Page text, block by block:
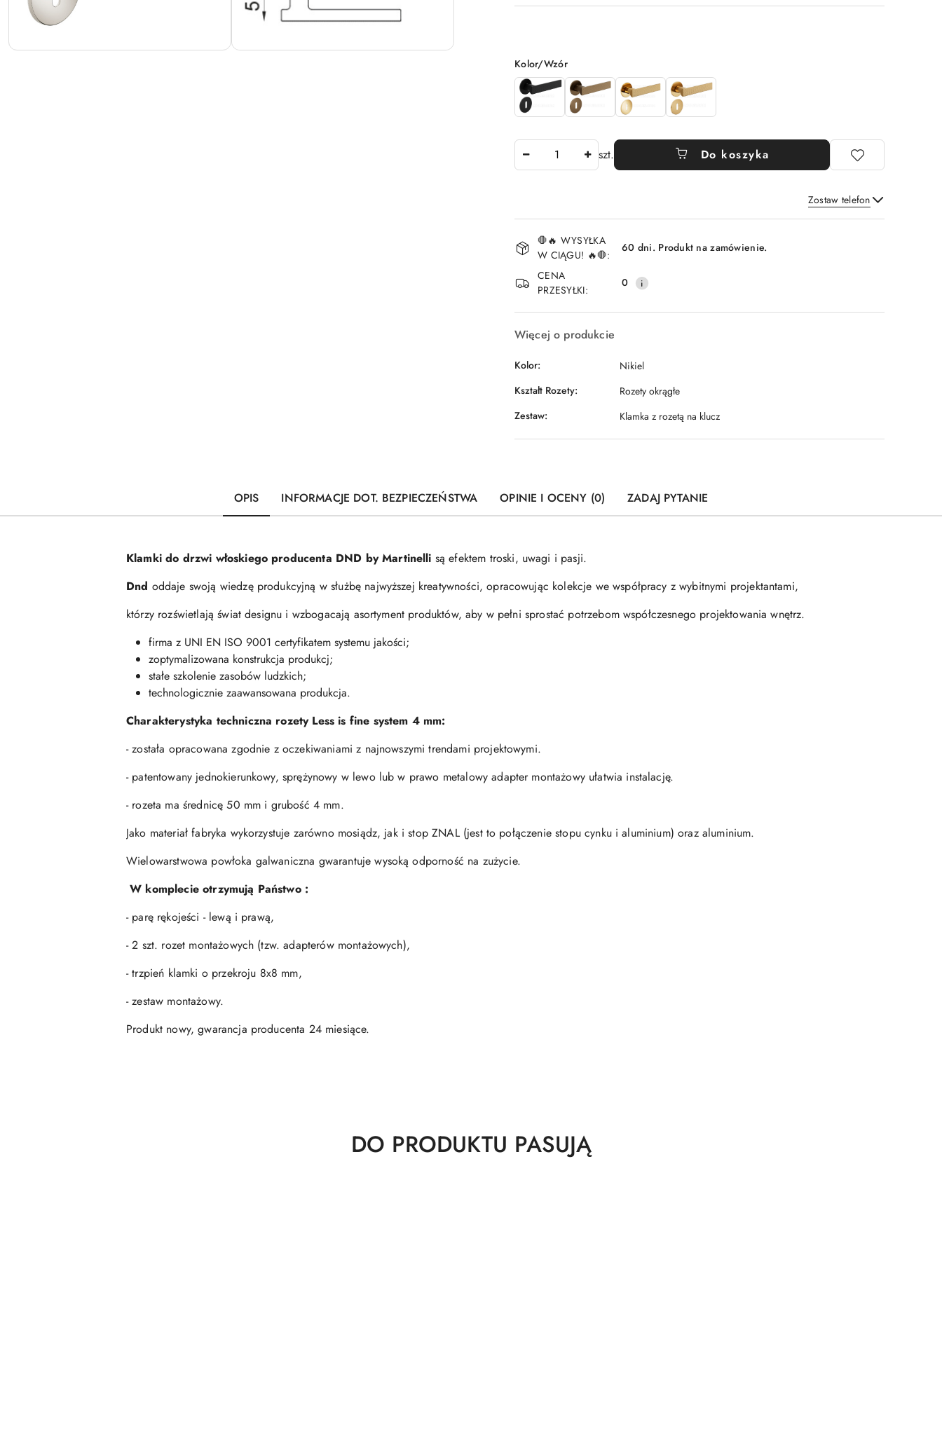
Wariant
Kolor/Wzór
szt. Do koszyka
Zostaw telefon
Wyślij
Dostępność
i
dostawa
🛑🔥 WYSYŁKA
W CIĄGU! 🔥🛑:
60 dni. Produkt na zamówienie.
CENA
PRZESYŁKI:
0
Więcej o produkcie
Kolor:
Nikiel
Kształt Rozety:
Rozety okrągłe
Zestaw:
Klamka z rozetą na klucz
OPIS INFORMACJE DOT. BEZPIECZEŃSTWA OPINIE I OCENY (0) ZADAJ PYTANIE
Klamki do drzwi włoskiego producenta DND by Martinelli są efektem troski, uwagi i pasji.
Dnd oddaje swoją wiedzę produkcyjną w służbę najwyższej kreatywności, opracowując kolekcje we współpracy z wybitnymi projektantami,
którzy rozświetlają świat designu i wzbogacają asortyment produktów, aby w pełni sprostać potrzebom współczesnego projektowania wnętrz.
firma z UNI EN ISO 9001 certyfikatem systemu jakości;
zoptymalizowana konstrukcja produkcj;
stałe szkolenie zasobów ludzkich;
technologicznie zaawansowana produkcja.
Charakterystyka techniczna rozety Less is fine system 4 mm:
- została opracowana zgodnie z oczekiwaniami z najnowszymi trendami projektowymi.
- patentowany jednokierunkowy, sprężynowy w lewo lub w prawo metalowy adapter montażowy ułatwia instalację.
- rozeta ma średnicę 50 mm i grubość 4 mm.
Jako materiał fabryka wykorzystuje zarówno mosiądz, jak i stop ZNAL (jest to połączenie stopu cynku i aluminium) oraz aluminium.
Wielowarstwowa powłoka galwaniczna gwarantuje wysoką odporność na zużycie.
W komplecie otrzymują Państwo :
- parę rękojeści - lewą i prawą,
- 2 szt. rozet montażowych (tzw. adapterów montażowych),
- trzpień klamki o przekroju 8x8 mm,
- zestaw montażowy.
Produkt nowy, gwarancja producenta 24 miesiące.
Produkty
DO PRODUKTU PASUJĄ